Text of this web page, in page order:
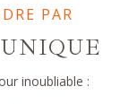
PAR
inoubliable :